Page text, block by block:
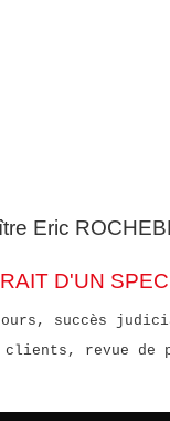
Eric
D'UN
succès
revue de